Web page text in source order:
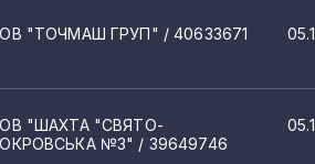
"ТОЧМАШ ГРУП" / 40633671
"ШАХТА "СВЯТО-
№3" / 39649746